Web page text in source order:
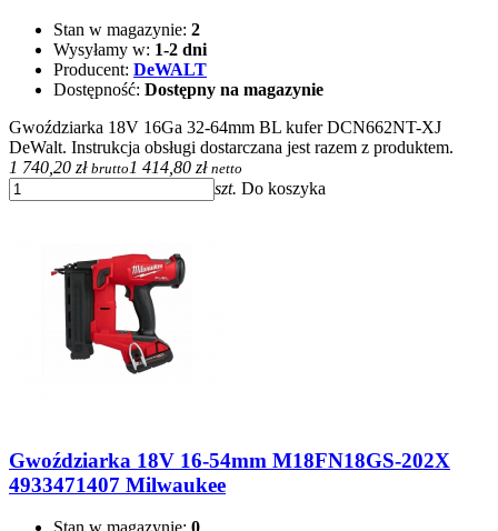
Stan w magazynie: 2
Wysyłamy w: 1-2 dni
Producent: DeWALT
Dostępność: Dostępny na magazynie
Gwoździarka 18V 16Ga 32-64mm BL kufer DCN662NT-XJ
DeWalt. Instrukcja obsługi dostarczana jest razem z produktem.
1 740,20 zł brutto 1 414,80 zł netto
szt. Do koszyka
Gwoździarka 18V 16-54mm M18FN18GS-202X
4933471407 Milwaukee